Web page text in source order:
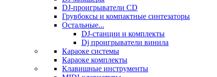
DJ-проигрыватели CD
Грувбоксы и компактные синтезаторы
Остальные...
DJ-станции и комплекты
Dj проигрыватели винила
Караоке системы
Караоке комплекты
Клавишные инструменты